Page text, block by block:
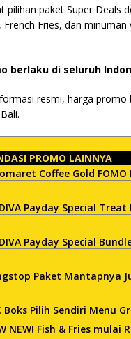
pilihan paket Super Deals
Fries, dan minuman
berlaku di seluruh
resmi, harga promo
PROMO LAINNYA
Coffee Gold FOMO
Payday Special Treat
Payday Special
Paket Mantapnya
Boks Pilih Sendiri Menu
NEW! Fish & Fries mulai